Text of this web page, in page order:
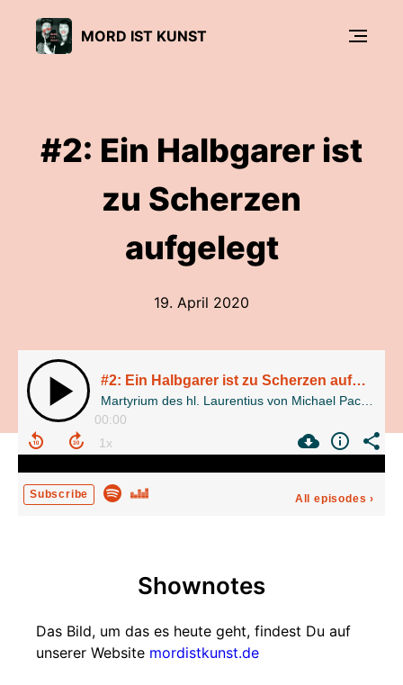
MORD IST KUNST
#2: Ein Halbgarer ist
zu Scherzen
aufgelegt
19. April 2020
#2: Ein Halbgarer ist zu Scherzen aufgelegt
00:00
Subscribe All episodes ›
Shownotes
Das Bild, um das es heute geht, findest Du auf
unserer Website mordistkunst.de